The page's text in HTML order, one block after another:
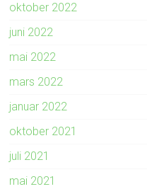
oktober 2022
juni 2022
mai 2022
mars 2022
januar 2022
oktober 2021
juli 2021
mai 2021